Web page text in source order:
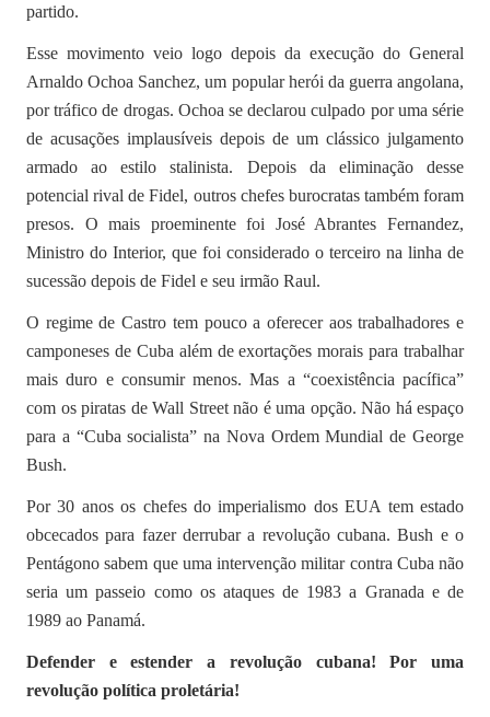
partido.
Esse movimento veio logo depois da execução do General
Arnaldo Ochoa Sanchez, um popular herói da guerra angolana,
por tráfico de drogas. Ochoa se declarou culpado por uma série
de acusações implausíveis depois de um clássico julgamento
armado ao estilo stalinista. Depois da eliminação desse
potencial rival de Fidel, outros chefes burocratas também foram
presos. O mais proeminente foi José Abrantes Fernandez,
Ministro do Interior, que foi considerado o terceiro na linha de
sucessão depois de Fidel e seu irmão Raul.
O regime de Castro tem pouco a oferecer aos trabalhadores e
camponeses de Cuba além de exortações morais para trabalhar
mais duro e consumir menos. Mas a “coexistência pacífica”
com os piratas de Wall Street não é uma opção. Não há espaço
para a “Cuba socialista” na Nova Ordem Mundial de George
Bush.
Por 30 anos os chefes do imperialismo dos EUA tem estado
obcecados para fazer derrubar a revolução cubana. Bush e o
Pentágono sabem que uma intervenção militar contra Cuba não
seria um passeio como os ataques de 1983 a Granada e de
1989 ao Panamá.
Defender e estender a revolução cubana! Por uma
revolução política proletária!